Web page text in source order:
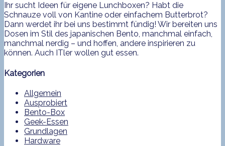
Ihr sucht Ideen für eigene Lunchboxen? Habt die
Schnauze voll von Kantine oder einfachem Butterbrot?
Dann werdet ihr bei uns bestimmt fündig! Wir bereiten uns
Dosen im Stil des japanischen Bento, manchmal einfach,
manchmal nerdig – und hoffen, andere inspirieren zu
können. Auch ITler wollen gut essen.
Kategorien
Allgemein
Ausprobiert
Bento-Box
Geek-Essen
Grundlagen
Hardware